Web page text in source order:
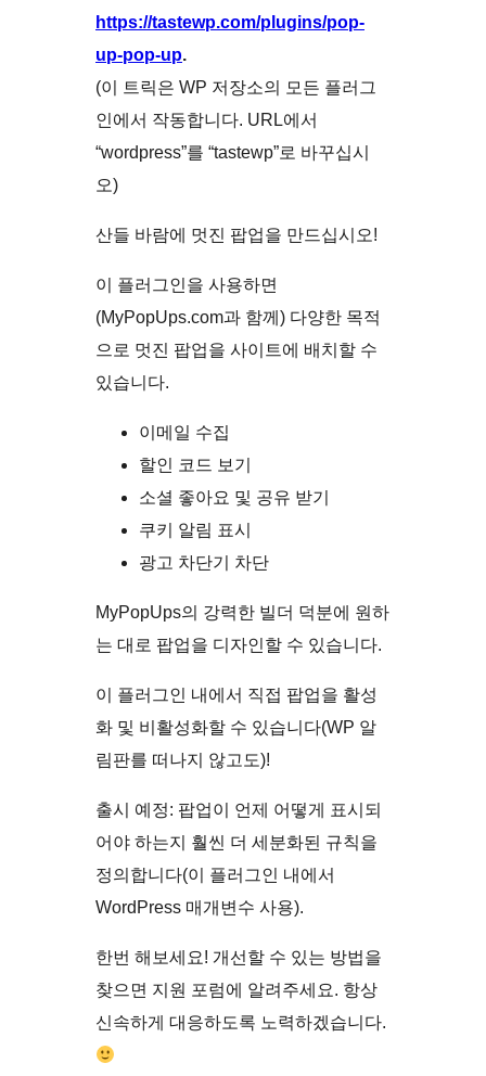
https://tastewp.com/plugins/pop-
up-pop-up.
(이 트릭은 WP 저장소의 모든 플러그
인에서 작동합니다. URL에서
“wordpress”를 “tastewp”로 바꾸십시
오)
산들 바람에 멋진 팝업을 만드십시오!
이 플러그인을 사용하면
(MyPopUps.com과 함께) 다양한 목적
으로 멋진 팝업을 사이트에 배치할 수
있습니다.
이메일 수집
할인 코드 보기
소셜 좋아요 및 공유 받기
쿠키 알림 표시
광고 차단기 차단
MyPopUps의 강력한 빌더 덕분에 원하
는 대로 팝업을 디자인할 수 있습니다.
이 플러그인 내에서 직접 팝업을 활성
화 및 비활성화할 수 있습니다(WP 알
림판를 떠나지 않고도)!
출시 예정: 팝업이 언제 어떻게 표시되
어야 하는지 훨씬 더 세분화된 규칙을
정의합니다(이 플러그인 내에서
WordPress 매개변수 사용).
한번 해보세요! 개선할 수 있는 방법을
찾으면 지원 포럼에 알려주세요. 항상
신속하게 대응하도록 노력하겠습니다.